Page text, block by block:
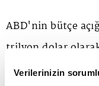
Verilerinizin
ABD'nin bütçe
trilyon dolar
hükümet Kovid-